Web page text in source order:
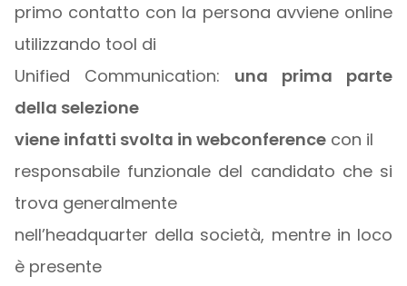
primo contatto con la persona avviene online
utilizzando tool di
Unified Communication: una prima parte
della selezione
viene infatti svolta in webconferencecon il
responsabile funzionale del candidato che si
trova generalmente
nell’headquarter della società, mentre in loco
è presente